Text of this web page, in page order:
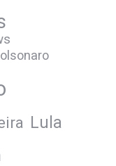
Lula